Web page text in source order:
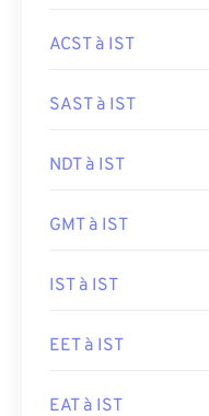
ACST à IST
SAST à IST
NDT à IST
GMT à IST
IST à IST
EET à IST
EAT à IST